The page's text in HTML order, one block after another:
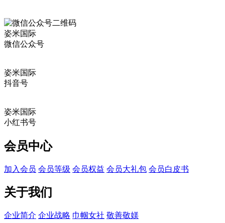
姿米国际
微信公众号
姿米国际
抖音号
姿米国际
小红书号
会员中心
加入会员 会员等级 会员权益 会员大礼包 会员白皮书
关于我们
企业简介 企业战略 巾帼女社 敬善敬媄